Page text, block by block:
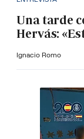
Una tarde
Hervás:
Ignacio Romo